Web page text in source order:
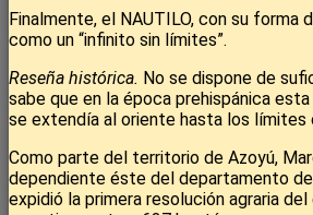
Finalmente, el NAUTILO, con su
como un “infinito sin límites”.
Reseña histórica. No se dispone de
sabe que en la época prehispánica
se extendía al oriente hasta los límites
Como parte del territorio de Azoyú,
dependiente éste del departamento de
expidió la primera resolución agraria